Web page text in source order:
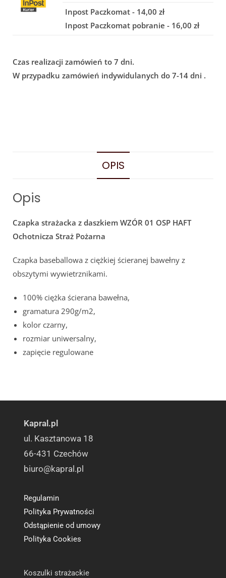
Inpost Paczkomat - 14,00 zł
Inpost Paczkomat pobranie - 16,00 zł
Czas realizacji zamówień to 7 dni.
W przypadku zamówień indywidulanych do 7-14 dni .
OPIS
Opis
Czapka strażacka z daszkiem WZÓR 01 OSP HAFT
Ochotnicza Straż Pożarna
Czapka baseballowa z ciężkiej ścieranej bawełny z
obszytymi wywietrznikami.
100% ciężka ścierana bawełna,
gramatura 290g/m2,
kolor czarny,
rozmiar uniwersalny,
zapięcie regulowane
Kapral.pl
ul. Kasztanowa 18
66-431 Czechów
biuro@kapral.pl
Regulamin
Polityka Prywatności
Odstąpienie od umowy
Polityka Cookies
Koszulki strażackie